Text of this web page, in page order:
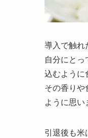
導入で触れ
自分にとっ
込むように
その香りや
ように思い
引退後も米